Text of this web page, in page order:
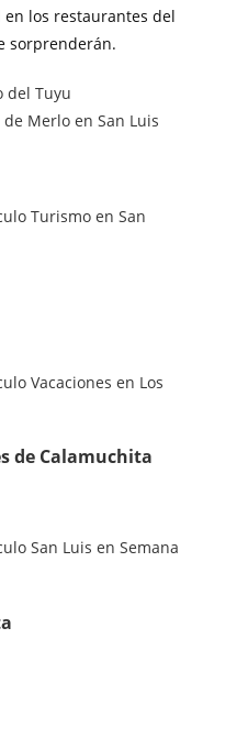
los restaurantes del
sorprenderán.
del Tuyu
Merlo en San Luis
de Calamuchita